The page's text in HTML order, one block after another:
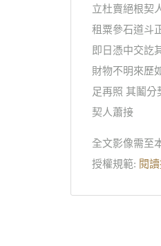
立杜賣絕根契
租粟參石道斗
即日憑中交訖
財物不明來歷
足再照 其鬮
契人蕭接
全文影像需至
授權規範: 閱